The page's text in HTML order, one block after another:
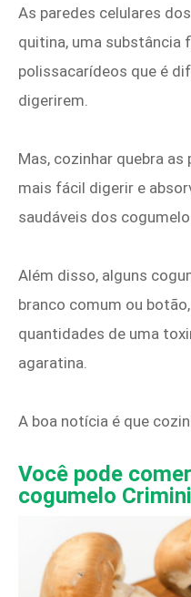
As paredes celulares
quitina, uma substância
polissacarídeos que é
digerirem.
Mas, cozinhar quebra
mais fácil digerir e
saudáveis ​​dos
Além disso, alguns
branco comum ou
quantidades de uma
agaratina.
A boa notícia é que
Você pode
cogumelo